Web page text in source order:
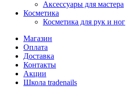
Аксессуары для мастера
Косметика
Косметика для рук и ног
Магазин
Оплата
Доставка
Контакты
Акции
Школа tradenails